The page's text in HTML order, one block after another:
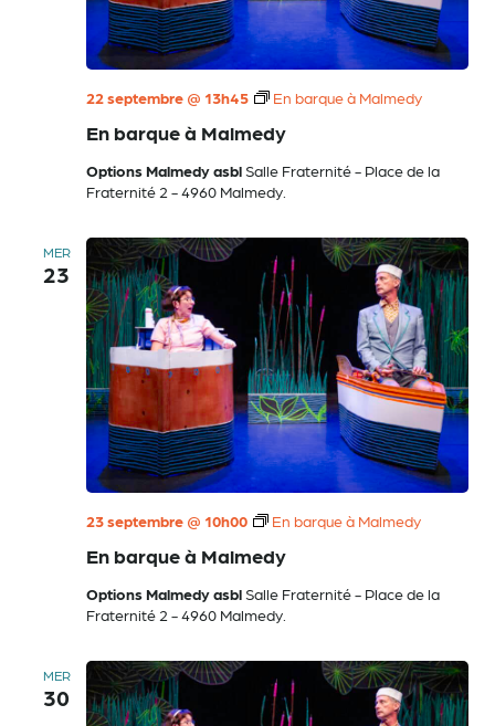
En barque à Malmedy
22 septembre @ 13h45 En barque à Malmedy
Options Malmedy asblSalle Fraternité - Place de la
Fraternité 2 - 4960 Malmedy.
MER
23
En barque à Malmedy
23 septembre @ 10h00 En barque à Malmedy
Options Malmedy asbl Salle Fraternité - Place de la
Fraternité 2 - 4960 Malmedy.
MER
30